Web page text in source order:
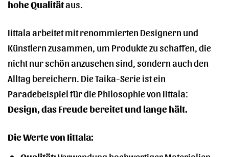
hohe Qualitätaus.
Iittala arbeitet mit renommierten Designern und
Künstlern zusammen, um Produkte zu schaffen, die
nicht nur schön anzusehen sind, sondern auch den
Alltag bereichern. Die Taika-Serie ist ein
Paradebeispiel für die Philosophie von Iittala:
Design, das Freude bereitet und lange hält.
Die Werte von Iittala: